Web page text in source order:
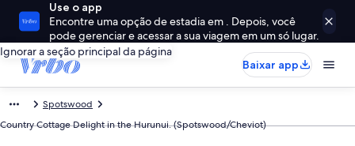
Use o app
Encontre uma opção de estadia em . Depois, você
pode gerenciar e acessar a sua viagem em um só lugar.
Ignorar a seção principal da página
Baixar app
Spotswood
Country Cottage Delight in the Hurunui. (Spotswood/Cheviot)